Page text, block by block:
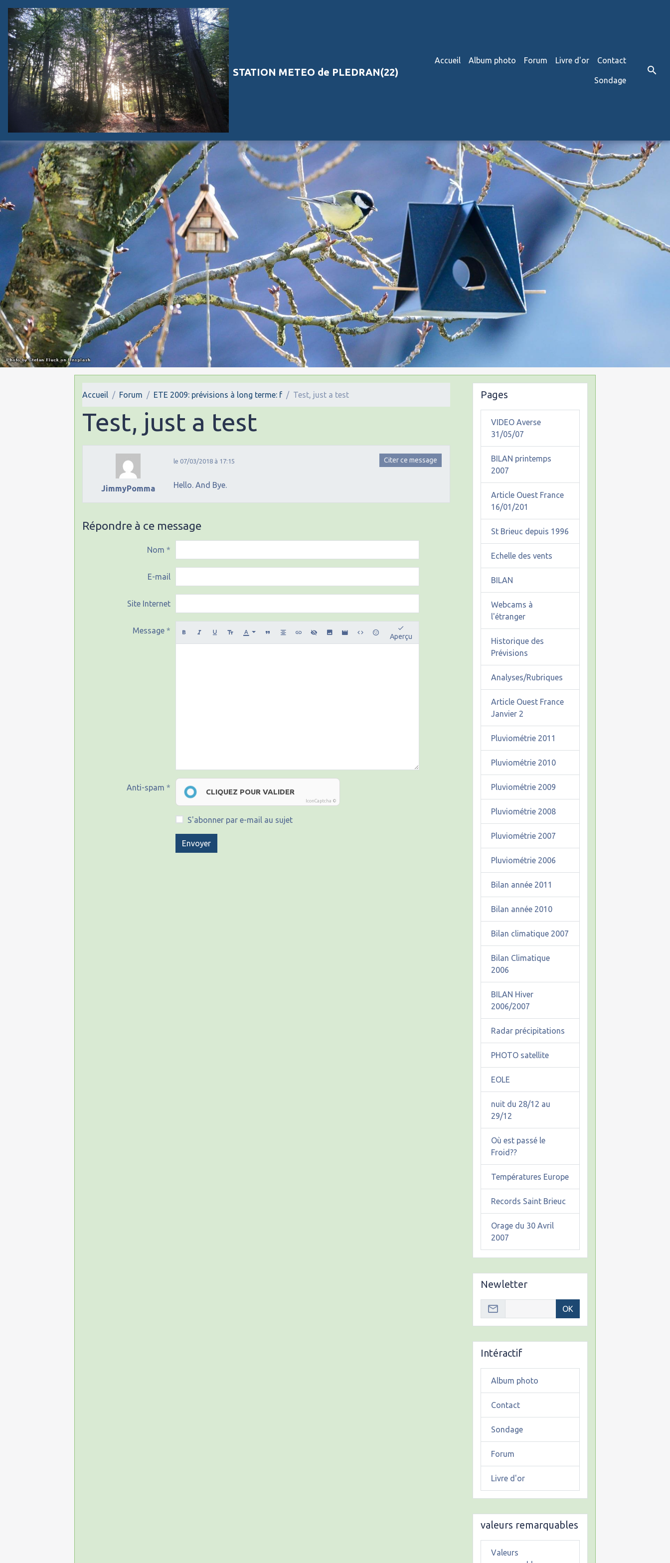
STATION METEO de PLEDRAN(22)
Accueil Album photo Forum Livre d'or Contact
Sondage
Accueil Forum ETE 2009: prévisions à long terme: f Test, just a test
Test, just a test
JimmyPomma
le 07/03/2018 à 17:15 Citer ce message
Hello. And Bye.
Répondre à ce message
Nom
E-mail
Site Internet
Message
Aperçu
Anti-spam CLIQUEZ POUR VALIDER
IconCaptcha ©
S'abonner par e-mail au sujet
Envoyer
Pages
VIDEO Averse
31/05/07
BILAN printemps
2007
Article Ouest France
16/01/201
St Brieuc depuis 1996
Echelle des vents
BILAN
Webcams à
l'étranger
Historique des
Prévisions
Analyses/Rubriques
Article Ouest France
Janvier 2
Pluviométrie 2011
Pluviométrie 2010
Pluviométrie 2009
Pluviométrie 2008
Pluviométrie 2007
Pluviométrie 2006
Bilan année 2011
Bilan année 2010
Bilan climatique 2007
Bilan Climatique
2006
BILAN Hiver
2006/2007
Radar précipitations
PHOTO satellite
EOLE
nuit du 28/12 au
29/12
Où est passé le
Froid??
Températures Europe
Records Saint Brieuc
Orage du 30 Avril
2007
Newletter
OK
Intéractif
Album photo
Contact
Sondage
Forum
Livre d'or
valeurs remarquables
Valeurs